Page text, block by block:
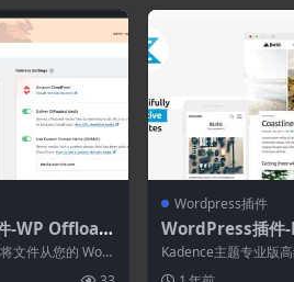
-WP Offload
文件从您的 Word
Wordpress插件
WordPress插件
op Kit 2.4.7
Kadence主题专业版